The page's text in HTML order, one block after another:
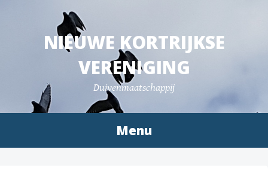
NIEUWE KORTRIJKSE
VERENIGING
Duivenmaatschappij
Menu